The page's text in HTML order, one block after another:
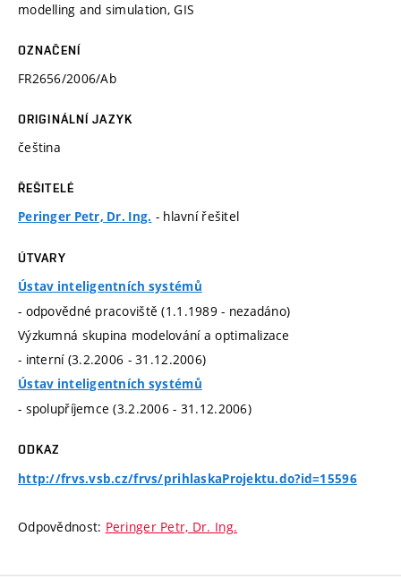
modelling and simulation, GIS
OZNAČENÍ
FR2656/2006/Ab
ORIGINÁLNÍ JAZYK
čeština
ŘEŠITELÉ
Peringer Petr, Dr. Ing. - hlavní řešitel
ÚTVARY
Ústav inteligentních systémů
- odpovědné pracoviště (1.1.1989 - nezadáno)
Výzkumná skupina modelování a optimalizace
- interní (3.2.2006 - 31.12.2006)
Ústav inteligentních systémů
- spolupříjemce (3.2.2006 - 31.12.2006)
ODKAZ
http://frvs.vsb.cz/frvs/prihlaskaProjektu.do?id=15596
Odpovědnost: Peringer Petr, Dr. Ing.